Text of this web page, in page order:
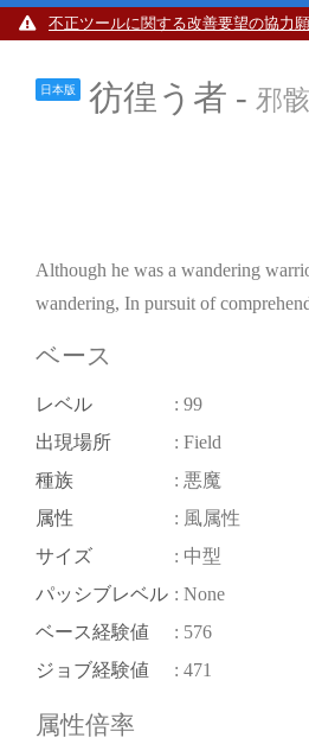
不正ツールに関する改善要望の協力
日本版 彷徨う者 - 邪
Although he was a wandering
wandering, In pursuit of
ベース
レベル
: 99
出現場所
: Field
種族
: 悪魔
属性
: 風属性
サイズ
: 中型
パッシブレベル : None
ベース経験値
: 576
ジョブ経験値
: 471
属性倍率